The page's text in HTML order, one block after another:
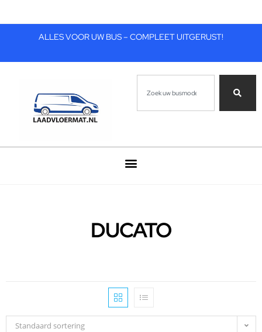
ALLES VOOR UW BUS – COMPLEET UITGERUST!
DUCATO
Standaard sortering